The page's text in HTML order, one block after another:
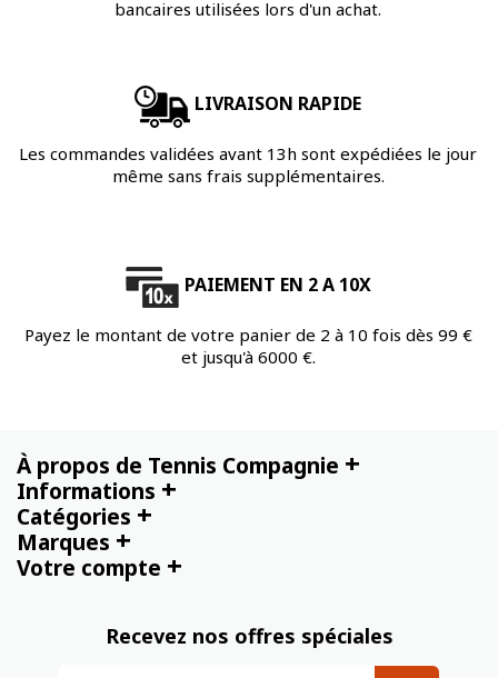
bancaires utilisées lors d'un achat.
LIVRAISON RAPIDE
Les commandes validées avant 13h sont expédiées le jour
même sans frais supplémentaires.
PAIEMENT EN 2 A 10X
Payez le montant de votre panier de 2 à 10 fois dès 99 €
et jusqu'à 6000 €.
À propos de Tennis Compagnie +
Informations +
Catégories +
Marques +
Votre compte +
Recevez nos offres spéciales